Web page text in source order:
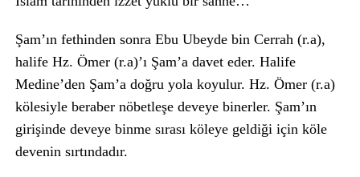
Şam’ın fethinden sonra Ebu Ubeyde bin Cerrah (r.a),
halife Hz. Ömer (r.a)’ı Şam’a davet eder. Halife
Medine’den Şam’a doğru yola koyulur. Hz. Ömer (r.a)
kölesiyle beraber nöbetleşe deveye binerler. Şam’ın
girişinde deveye binme sırası köleye geldiği için köle
devenin sırtındadır.